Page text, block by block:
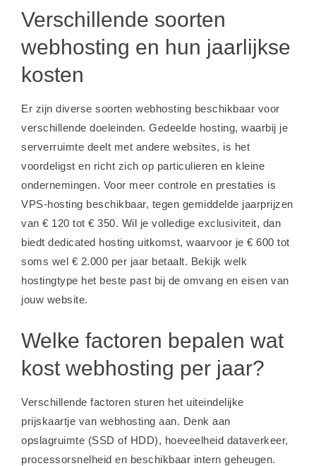
Verschillende soorten
webhosting en hun jaarlijkse
kosten
Er zijn diverse soorten webhosting beschikbaar voor
verschillende doeleinden. Gedeelde hosting, waarbij je
serverruimte deelt met andere websites, is het
voordeligst en richt zich op particulieren en kleine
ondernemingen. Voor meer controle en prestaties is
VPS-hosting beschikbaar, tegen gemiddelde jaarprijzen
van € 120 tot € 350. Wil je volledige exclusiviteit, dan
biedt dedicated hosting uitkomst, waarvoor je € 600 tot
soms wel € 2.000 per jaar betaalt. Bekijk welk
hostingtype het beste past bij de omvang en eisen van
jouw website.
Welke factoren bepalen wat
kost webhosting per jaar?
Verschillende factoren sturen het uiteindelijke
prijskaartje van webhosting aan. Denk aan
opslagruimte (SSD of HDD), hoeveelheid dataverkeer,
processorsnelheid en beschikbaar intern geheugen.